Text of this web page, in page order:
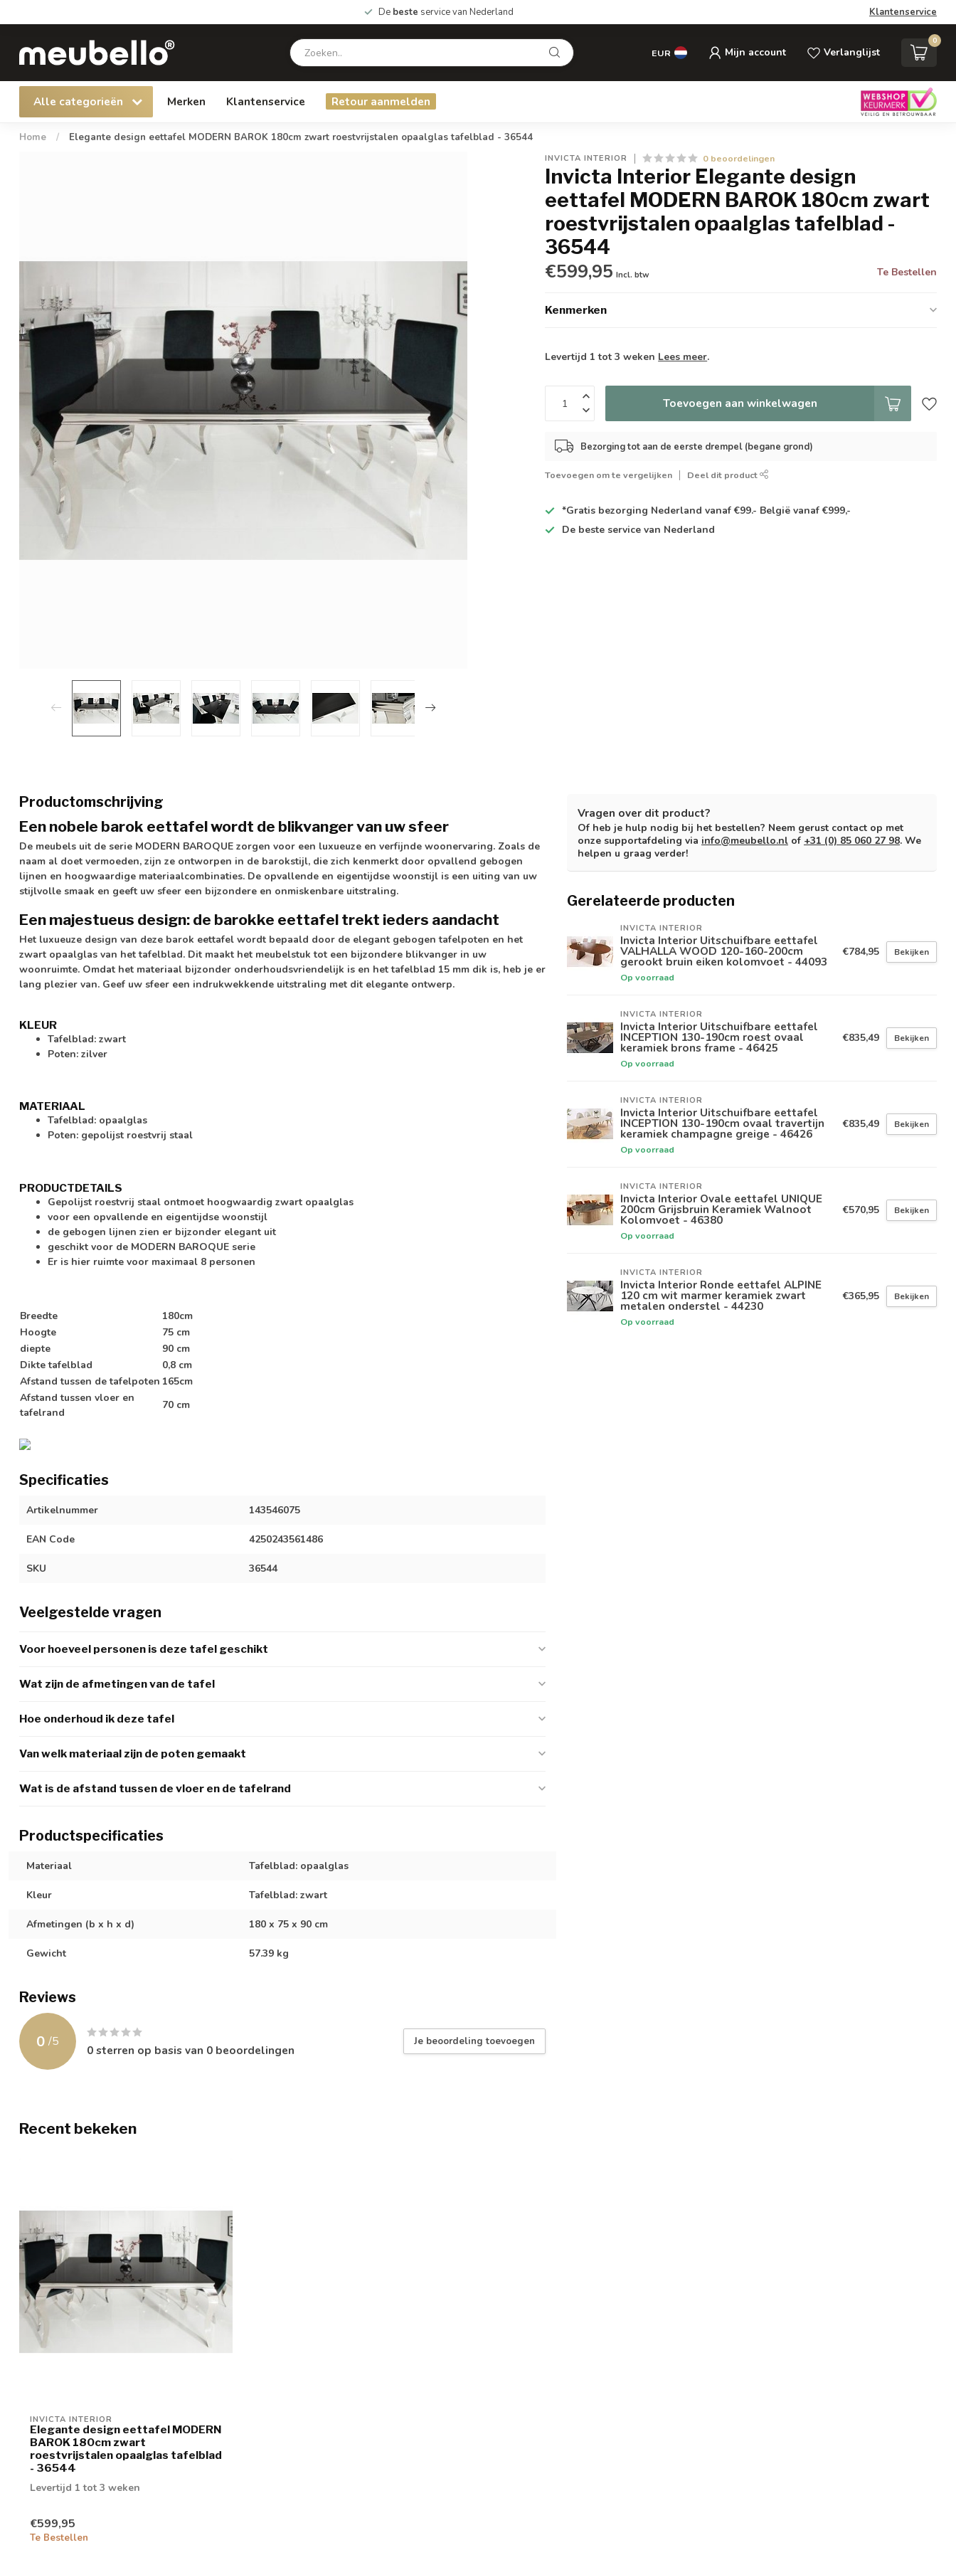
De beste service van Nederland Klantenservice
EUR Mijn account Verlanglijst
0
Alle categorieën Merken Klantenservice Retour aanmelden
Home / Elegante design eettafel MODERN BAROK 180cm zwart roestvrijstalen opaalglas tafelblad - 36544
INVICTA INTERIOR 0 beoordelingen
Invicta Interior Elegante design
eettafel MODERN BAROK 180cm zwart
roestvrijstalen opaalglas tafelblad -
36544
€599,95 Incl. btw Te Bestellen
Kenmerken
Levertijd 1 tot 3 weken Lees meer.
Toevoegen aan winkelwagen
Bezorging tot aan de eerste drempel (begane grond)
Toevoegen om te vergelijken Deel dit product
*Gratis bezorging Nederland vanaf €99.- België vanaf €999,-
De beste service van Nederland
Productomschrijving
Een nobele barok eettafel wordt de blikvanger van uw sfeer
De meubels uit de serie MODERN BAROQUE zorgen voor een luxueuze en verfijnde woonervaring. Zoals de
naam al doet vermoeden, zijn ze ontworpen in de barokstijl, die zich kenmerkt door opvallend gebogen
lijnen en hoogwaardige materiaalcombinaties. De opvallende en eigentijdse woonstijl is een uiting van uw
stijlvolle smaak en geeft uw sfeer een bijzondere en onmiskenbare uitstraling.
Een majestueus design: de barokke eettafel trekt ieders aandacht
Het luxueuze design van deze barok eettafel wordt bepaald door de elegant gebogen tafelpoten en het
zwart opaalglas van het tafelblad. Dit maakt het meubelstuk tot een bijzondere blikvanger in uw
woonruimte. Omdat het materiaal bijzonder onderhoudsvriendelijk is en het tafelblad 15 mm dik is, heb je er
lang plezier van. Geef uw sfeer een indrukwekkende uitstraling met dit elegante ontwerp.
KLEUR
Tafelblad: zwart
Poten: zilver
MATERIAAL
Tafelblad: opaalglas
Poten: gepolijst roestvrij staal
PRODUCTDETAILS
Gepolijst roestvrij staal ontmoet hoogwaardig zwart opaalglas
voor een opvallende en eigentijdse woonstijl
de gebogen lijnen zien er bijzonder elegant uit
geschikt voor de MODERN BAROQUE serie
Er is hier ruimte voor maximaal 8 personen
Breedte
180cm
Hoogte
75 cm
diepte
90 cm
Dikte tafelblad
0,8 cm
Afstand tussen de tafelpoten 165cm
Afstand tussen vloer en
tafelrand
70 cm
Specificaties
Artikelnummer 143546075
EAN Code 4250243561486
SKU 36544
Veelgestelde vragen
Voor hoeveel personen is deze tafel geschikt
Wat zijn de afmetingen van de tafel
Hoe onderhoud ik deze tafel
Van welk materiaal zijn de poten gemaakt
Wat is de afstand tussen de vloer en de tafelrand
Productspecificaties
Materiaal Tafelblad: opaalglas
Kleur Tafelblad: zwart
Afmetingen (b x h x d) 180 x 75 x 90 cm
Gewicht 57.39 kg
Reviews
0 /5
0sterren op basis van 0 beoordelingen
Je beoordeling toevoegen
Vragen over dit product?
Of heb je hulp nodig bij het bestellen? Neem gerust contact op met
onze supportafdeling via info@meubello.nl of +31 (0) 85 060 27 98. We
helpen u graag verder!
Gerelateerde producten
INVICTA INTERIOR
Invicta Interior Uitschuifbare eettafel
VALHALLA WOOD 120-160-200cm
gerookt bruin eiken kolomvoet - 44093
Op voorraad
€784,95 Bekijken
INVICTA INTERIOR
Invicta Interior Uitschuifbare eettafel
INCEPTION 130-190cm roest ovaal
keramiek brons frame - 46425
Op voorraad
€835,49 Bekijken
INVICTA INTERIOR
Invicta Interior Uitschuifbare eettafel
INCEPTION 130-190cm ovaal travertijn
keramiek champagne greige - 46426
Op voorraad
€835,49 Bekijken
INVICTA INTERIOR
Invicta Interior Ovale eettafel UNIQUE
200cm Grijsbruin Keramiek Walnoot
Kolomvoet - 46380
Op voorraad
€570,95 Bekijken
INVICTA INTERIOR
Invicta Interior Ronde eettafel ALPINE
120 cm wit marmer keramiek zwart
metalen onderstel - 44230
Op voorraad
€365,95 Bekijken
Recent bekeken
INVICTA INTERIOR
Elegante design eettafel MODERN
BAROK 180cm zwart
roestvrijstalen opaalglas tafelblad
- 36544
Levertijd 1 tot 3 weken
€599,95
Te Bestellen